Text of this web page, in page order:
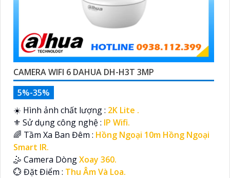
CAMERA WIFI 6 DAHUA DH-H3T 3MP
5%-35%
☀️ Hình ảnh chất lượng : 2K Lite .
⚜️ Sử dụng công nghệ : IP Wifi.
🌈 Tầm Xa Ban Đêm : Hồng Ngoại 10m Hồng Ngoại
Smart IR.
🤹 Camera DòngXoay 360.
️💮 Đặt Điểm : Thu Âm Và Loa.